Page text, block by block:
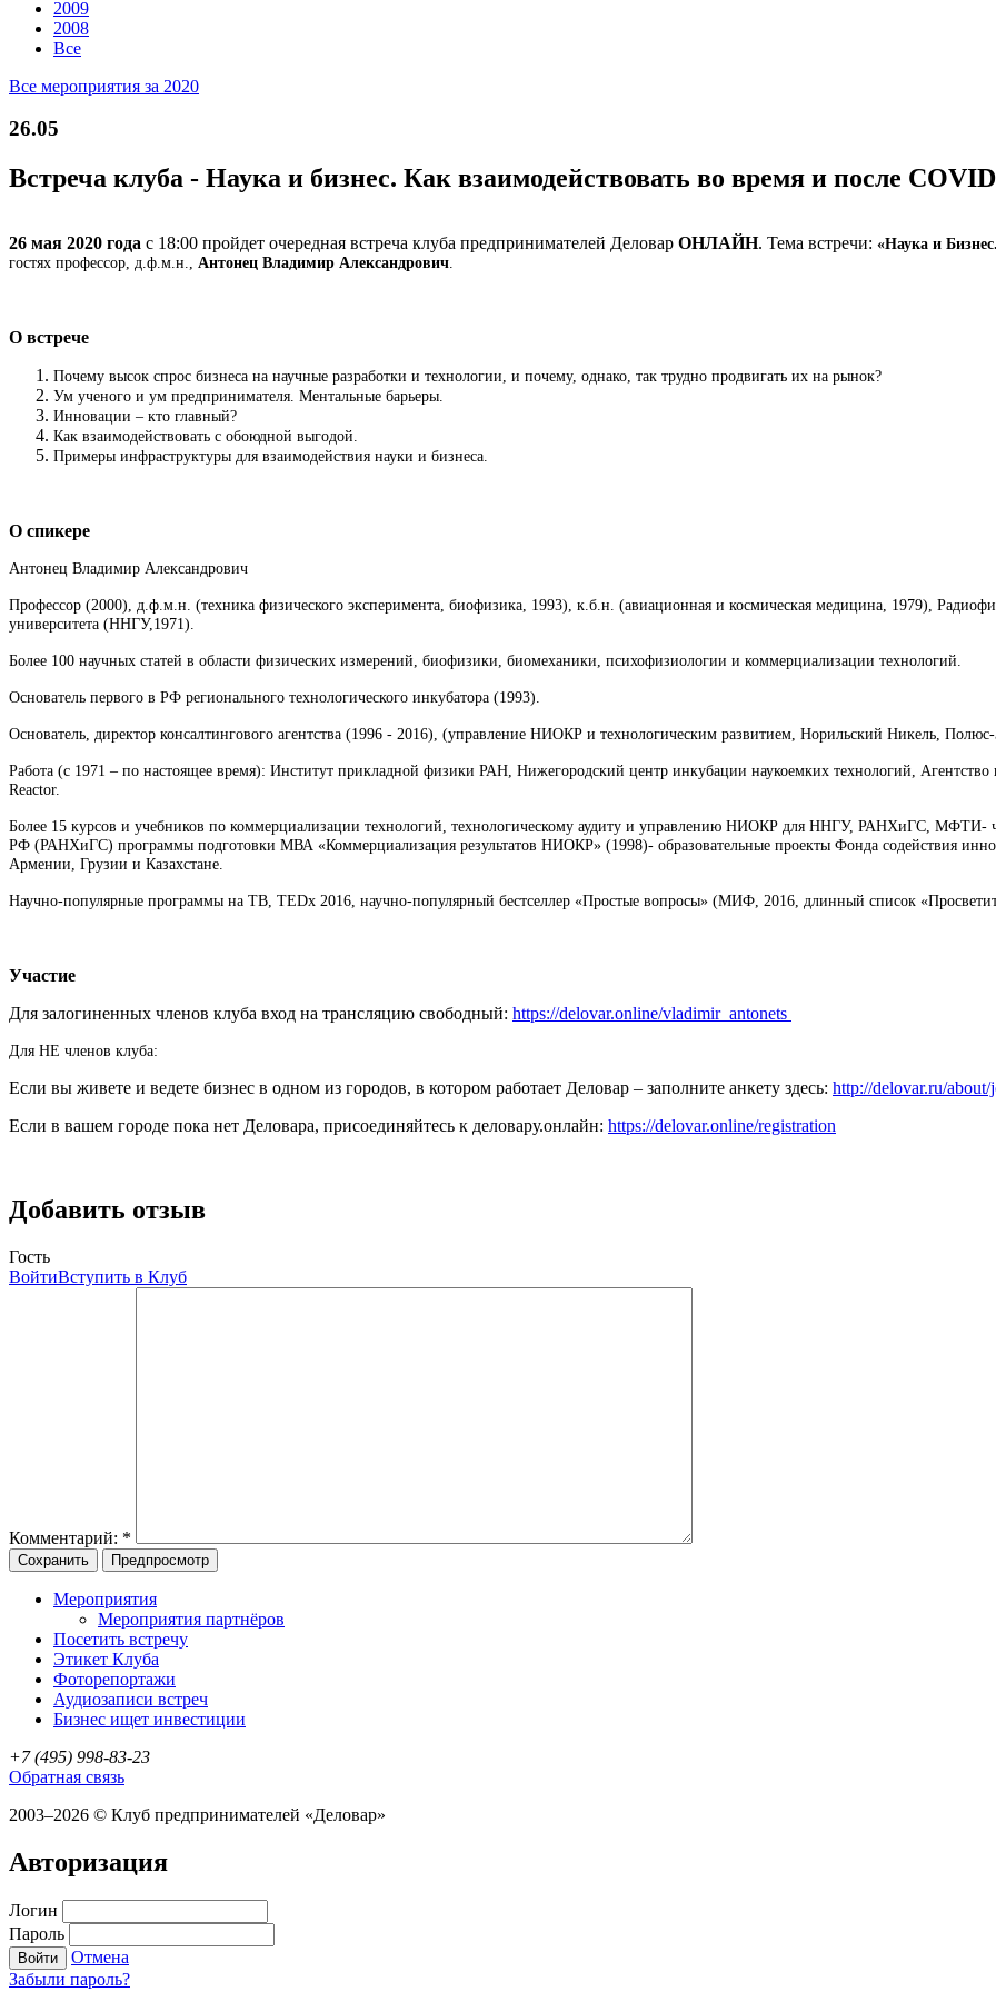
2009
2008
Все
Все мероприятия за 2020
26.05
Встреча клуба - Наука и бизнес. Как взаимодействовать во время и после
26 мая 2020 года с 18:00 пройдет очередная встреча клуба предпринимателей Деловар ОНЛАЙН. Тема встречи: «Наука и
гостях профессор, д.ф.м.н., Антонец Владимир Александрович
О встрече
Почему высок спрос бизнеса на научные разработки и технологии, и почему, однако, так трудно продвигать их на рынок?
Ум ученого и ум предпринимателя. Ментальные барьеры.
Инновации – кто главный?
Как взаимодействовать с обоюдной выгодой.
Примеры инфраструктуры для взаимодействия науки и бизнеса.
О спикере
Антонец Владимир Александрович
Профессор (2000), д.ф.м.н. (техника физического эксперимента, биофизика, 1993), к.б.н. (авиационная и космическая медицина, 1979),
университета (ННГУ,1971).
Более 100 научных статей в области физических измерений, биофизики, биомеханики, психофизиологии и коммерциализации технологий.
Основатель первого в РФ регионального технологического инкубатора (1993).
Основатель, директор консалтингового агентства (1996 - 2016), (управление НИОКР и технологическим развитием, Норильский Никель,
Работа (с 1971 – по настоящее время): Институт прикладной физики РАН, Нижегородский центр инкубации наукоемких технологий,
Reactor.
Более 15 курсов и учебников по коммерциализации технологий, технологическому аудиту и управлению НИОКР для ННГУ, РАНХиГС, МФТИ-
РФ (РАНХиГС) программы подготовки МВА «Коммерциализация результатов НИОКР» (1998)- образовательные проекты Фонда содействия
Армении, Грузии и Казахстане.
Научно-популярные программы на ТВ, TEDx 2016, научно-популярный бестселлер «Простые вопросы» (МИФ, 2016, длинный список
Участие
Для залогиненных членов клуба вход на трансляцию свободный: https://delovar.online/vladimir_antonets
Для НЕ членов клуба:
Если вы живете и ведете бизнес в одном из городов, в котором работает Деловар – заполните анкету здесь: http://delovar.ru/about/
Если в вашем городе пока нет Деловара, присоединяйтесь к деловару.онлайн: https://delovar.online/registration
Добавить отзыв
Гость
ВойтиВступить в Клуб
Комментарий: *
Мероприятия
Мероприятия партнёров
Посетить встречу
Этикет Клуба
Фоторепортажи
Аудиозаписи встреч
Бизнес ищет инвестиции
+7 (495) 998-83-23
Обратная связь
2003–2026 © Клуб предпринимателей «Деловар»
Авторизация
Логин
Пароль
Войти
Отмена
Забыли пароль?